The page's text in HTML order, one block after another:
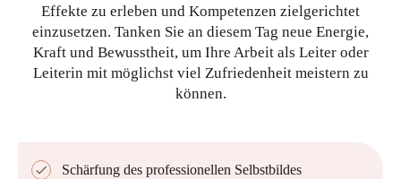
Effekte zu erleben und Kompetenzen zielgerichtet
einzusetzen. Tanken Sie an diesem Tag neue Energie,
Kraft und Bewusstheit, um Ihre Arbeit als Leiter oder
Leiterin mit möglichst viel Zufriedenheit meistern zu
können.
Schärfung des professionellen Selbstbildes